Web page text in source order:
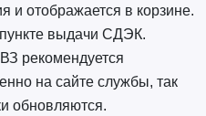
и отображается в корзине.
выдачи СДЭК.
рекомендуется
на сайте службы, так
обновляются.